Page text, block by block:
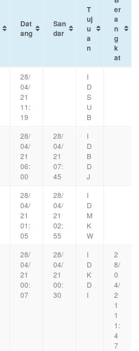
Dat
ang
San
dar
T
uj
u
a
n
er
a
n
g
k
at
28/
04/
21
11:
19
I
D
S
U
B
28/
04/
21
06:
00
28/
04/
21
07:
45
I
D
B
D
J
28/
04/
21
01:
05
28/
04/
21
02:
55
I
D
M
K
W
28/
04/
21
00:
07
28/
04/
21
00:
30
I
D
K
D
I
2
8/
0
4/
2
1
1
1:
4
7